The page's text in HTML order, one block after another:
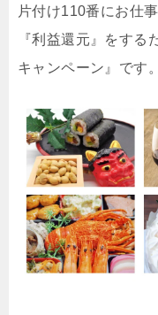
片付け110番にお仕
『利益還元』をする
キャンペーン』です。